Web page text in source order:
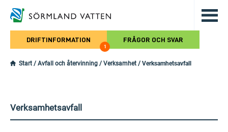
Hoppa till det huvudsakliga
DRIFTINFORMATION
1
FRÅGOR OCH SVAR
Start / Avfall och återvinning / Verksamhet / Verksamhetsavfall
Verksamhetsavfall